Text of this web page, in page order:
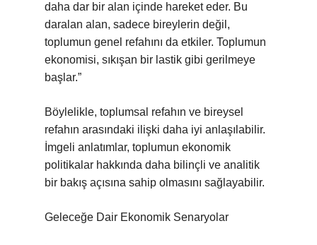
daha dar bir alan içinde hareket eder. Bu
daralan alan, sadece bireylerin değil,
toplumun genel refahını da etkiler. Toplumun
ekonomisi, sıkışan bir lastik gibi gerilmeye
başlar.”
Böylelikle, toplumsal refahın ve bireysel
refahın arasındaki ilişki daha iyi anlaşılabilir.
İmgeli anlatımlar, toplumun ekonomik
politikalar hakkında daha bilinçli ve analitik
bir bakış açısına sahip olmasını sağlayabilir.
Geleceğe Dair Ekonomik Senaryolar